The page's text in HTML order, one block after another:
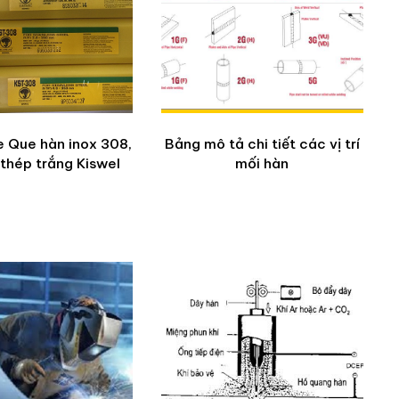
Que hàn inox 308,
trắng Kiswel
Bảng mô tả chi tiết các vị trí
mối hàn